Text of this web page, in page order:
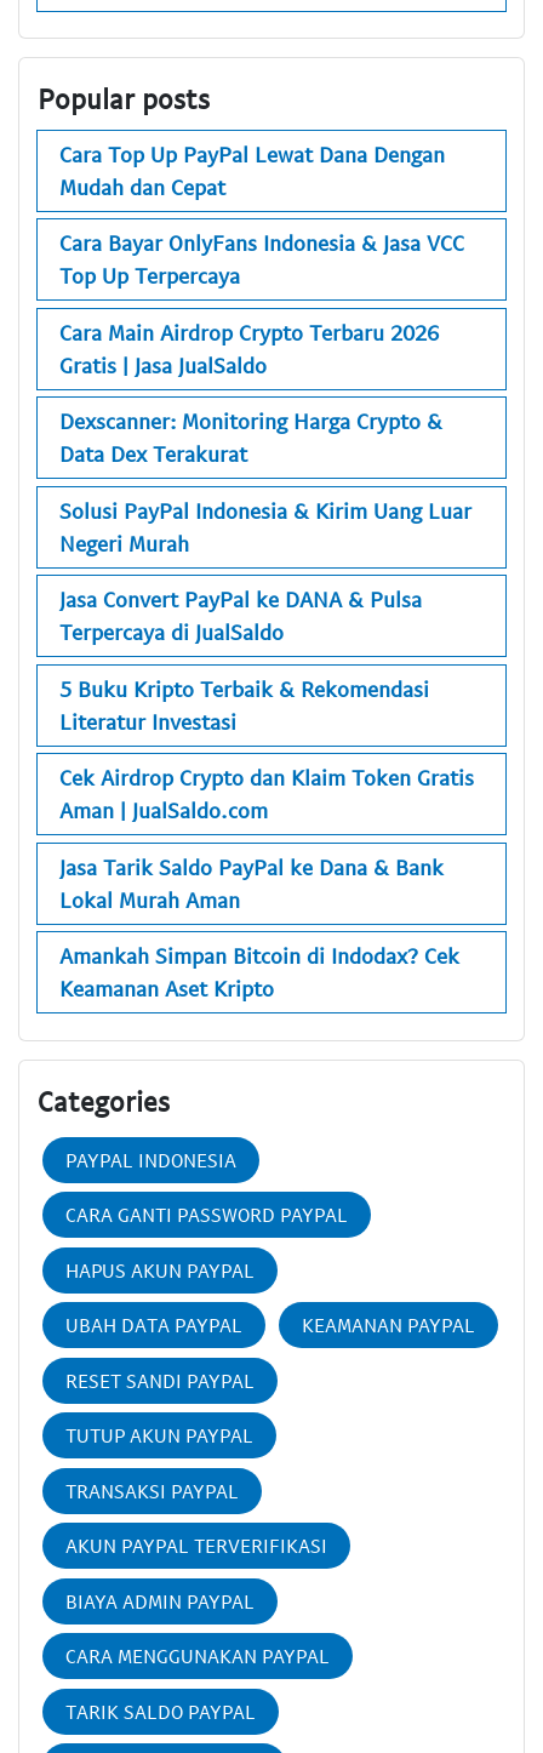
Popular posts
Cara Top Up PayPal Lewat Dana Dengan
Mudah dan Cepat
Cara Bayar OnlyFans Indonesia & Jasa VCC
Top Up Terpercaya
Cara Main Airdrop Crypto Terbaru 2026
Gratis | Jasa JualSaldo
Dexscanner: Monitoring Harga Crypto &
Data Dex Terakurat
Solusi PayPal Indonesia & Kirim Uang Luar
Negeri Murah
Jasa Convert PayPal ke DANA & Pulsa
Terpercaya di JualSaldo
5 Buku Kripto Terbaik & Rekomendasi
Literatur Investasi
Cek Airdrop Crypto dan Klaim Token Gratis
Aman | JualSaldo.com
Jasa Tarik Saldo PayPal ke Dana & Bank
Lokal Murah Aman
Amankah Simpan Bitcoin di Indodax? Cek
Keamanan Aset Kripto
Categories
PAYPAL INDONESIA
CARA GANTI PASSWORD PAYPAL
HAPUS AKUN PAYPAL
UBAH DATA PAYPAL KEAMANAN PAYPAL
RESET SANDI PAYPAL
TUTUP AKUN PAYPAL
TRANSAKSI PAYPAL
AKUN PAYPAL TERVERIFIKASI
BIAYA ADMIN PAYPAL
CARA MENGGUNAKAN PAYPAL
TARIK SALDO PAYPAL